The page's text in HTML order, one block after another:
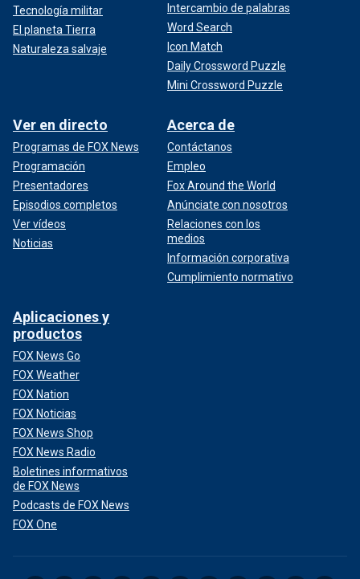
Tecnología militar
El planeta Tierra
Naturaleza salvaje
Intercambio de palabras
Word Search
Icon Match
Daily Crossword Puzzle
Mini Crossword Puzzle
Ver en directo
Programas de FOX News
Programación
Presentadores
Episodios completos
Ver vídeos
Noticias
Acerca de
Contáctanos
Empleo
Fox Around the World
Anúnciate con nosotros
Relaciones con los
medios
Información corporativa
Cumplimiento normativo
Aplicaciones y
productos
FOX News Go
FOX Weather
FOX Nation
FOX Noticias
FOX News Shop
FOX News Radio
Boletines informativos
de FOX News
Podcasts de FOX News
FOX One